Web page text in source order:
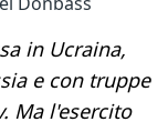
in Ucraina,
e con truppe
Ma l'esercito